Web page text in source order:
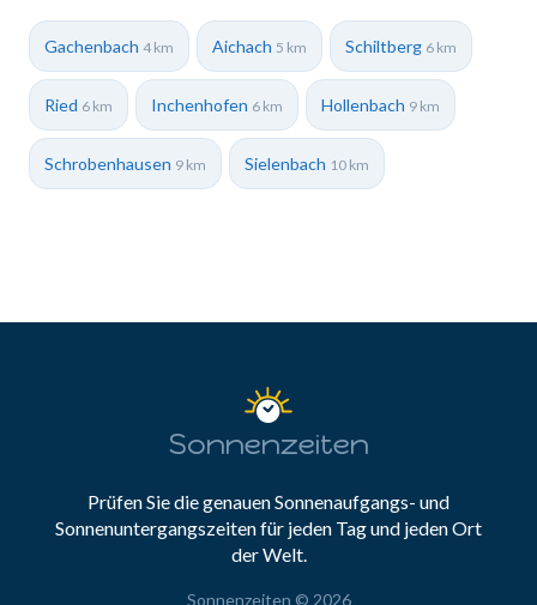
Gachenbach 4 km Aichach 5 km Schiltberg 6 km
Ried 6 km Inchenhofen 6 km Hollenbach 9 km
Schrobenhausen 9 km Sielenbach 10 km
Sonnenzeiten
Prüfen Sie die genauen Sonnenaufgangs- und
Sonnenuntergangszeiten für jeden Tag und jeden Ort
der Welt.
Sonnenzeiten © 2026